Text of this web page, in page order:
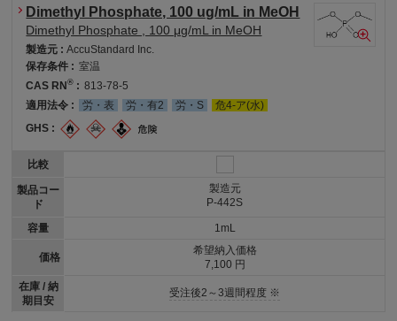
Dimethyl Phosphate, 100 ug/mL in MeOH
Dimethyl Phosphate , 100 μg/mL in MeOH
製造元 :AccuStandard Inc.
保存条件 : 室温
CAS RN® : 813-78-5
適用法令 :
労・表 労・有2 労・S
危4-ア(水)
GHS :
比較
製品コー
ド
容量
価格
在庫 / 納
期目安
製造元
P-442S
1mL
希望納入価格
7,100 円
受注後2～3週間程度 ※